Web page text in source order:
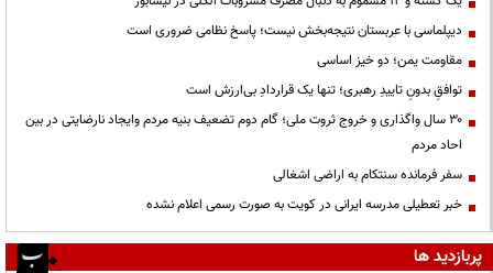
دیپلماسی با عربستان نتیجه‌بخش نیست؛ پاسخ نظامی ضروری است
مقاومت یمن؛ دو خیز اساسی
توافقِ بدونِ تاییدِ رهبری؛ تنها یک قراردادِ بی‌ارزش است
۳۰ سال واگذاری و خروج ثروت ملی؛ گام دوم تضعیف بنیه مردم وایجاد نارضایتی در بین
احاد مردم
سفر فرمانده سنتکام به اراضی اشغالی
خبر تعطیلی مدرسه ایرانی در کویت به صورت رسمی اعلام نشده
پربازدید ها